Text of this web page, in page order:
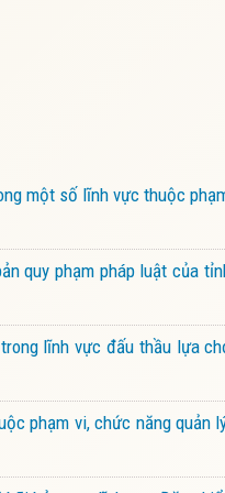
một số lĩnh vực thuộc
quy phạm pháp luật của
lĩnh vực đấu thầu lựa
phạm vi, chức năng quản